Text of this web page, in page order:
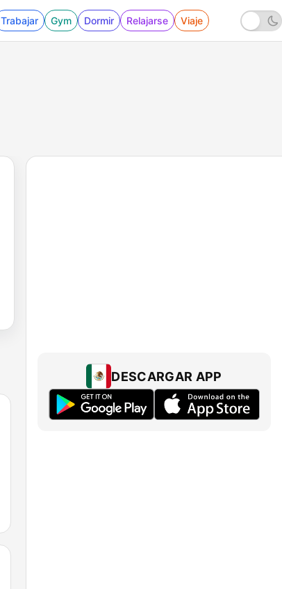
Trabajar Gym Dormir Relajarse Viaje
DESCARGAR APP